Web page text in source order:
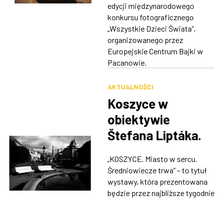
edycji międzynarodowego
konkursu fotograficznego
„Wszystkie Dzieci Świata”,
organizowanego przez
Europejskie Centrum Bajki w
Pacanowie.
AKTUALNOŚCI
Koszyce w
obiektywie
Štefana Liptáka.
Galerii
Nierzeczywistej
„KOSZYCE. Miasto w sercu.
Średniowiecze trwa” – to tytuł
wystawy, która prezentowana
będzie przez najbliższe tygodnie